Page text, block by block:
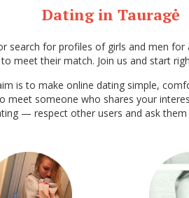
Dating in Tauragė
search for profiles of girls and men
meet their match. Join us and start
is to make online dating simple,
meet someone who shares your
— respect other users and ask